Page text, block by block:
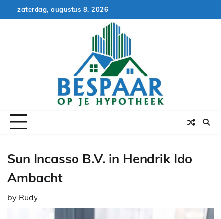
to
zaterdag, augustus 8, 2026
Sun Incasso B.V. in Hendrik Ido
Ambacht
by Rudy